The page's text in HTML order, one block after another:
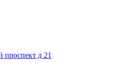
проспект д 21